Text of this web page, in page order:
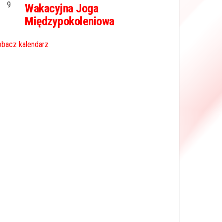
9
Wakacyjna Joga
Międzypokoleniowa
kalendarz